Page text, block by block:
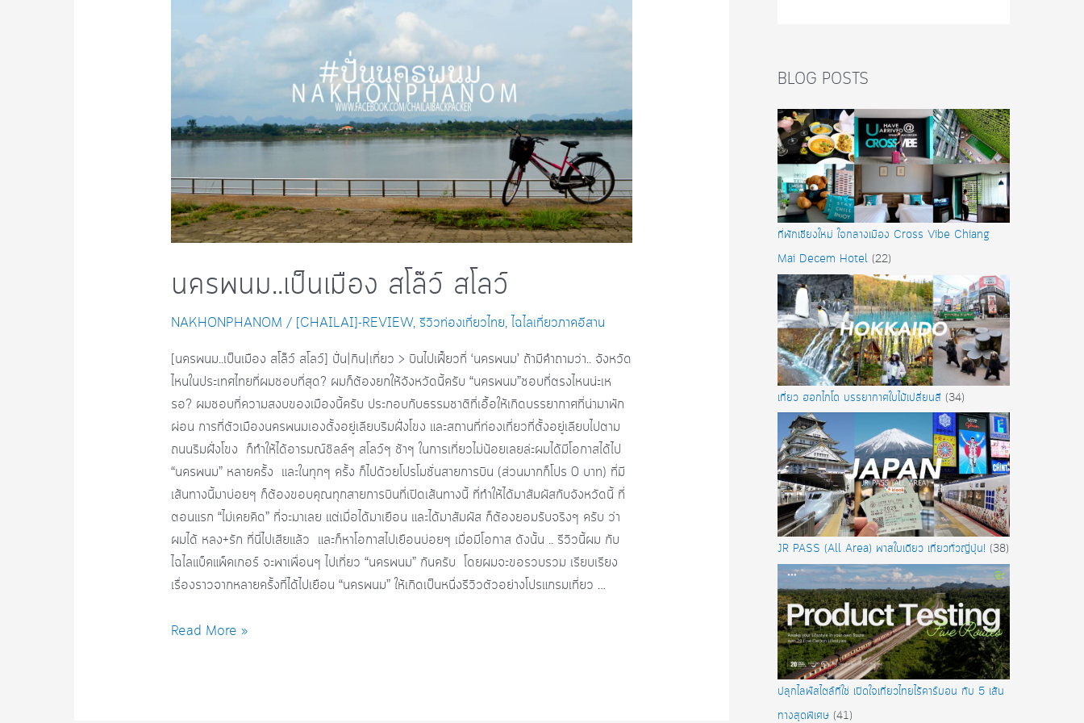
นครพนม..เป็นเมือง สโล๊ว์ สโลว์
NAKHONPHANOM / [CHAILAI]-REVIEW,รีวิวท่องเที่ยวไทย, ไฉไลเที่ยวภาคอีสาน
[นครพนม..เป็นเมือง สโล๊ว์ สโลว์] ปั่น|กิน|เที่ยว > บินไปเฟี๊ยวที่ ‘นครพนม’ ถ้ามีคำถามว่า.. จังหวัด
ไหนในประเทศไทยที่ผมชอบที่สุด? ผมก็ต้องยกให้จังหวัดนี้ครับ “นครพนม”ชอบที่ตรงไหนน่ะเห
รอ? ผมชอบที่ความสงบของเมืองนี้ครับ ประกอบกับธรรมชาติที่เอื้อให้เกิดบรรยากาศที่น่ามาพัก
ผ่อน การที่ตัวเมืองนครพนมเองตั้งอยู่เลียบริมฝั่งโขง และสถานที่ท่องเที่ยวที่ตั้งอยู่เลียบไปตาม
ถนนริมฝั่งโขง ก็ทำให้ได้อารมณ์ชิลล์ๆ สโลว์ๆ ช้าๆ ในการเที่ยวไม่น้อยเลยล่ะผมได้มีโอกาสได้ไป
“นครพนม” หลายครั้ง และในทุกๆ ครั้ง ก็ไปด้วยโปรโมชั่นสายการบิน (ส่วนมากก็โปร 0 บาท) ที่มี
เส้นทางนี้มาบ่อยๆ ก็ต้องขอบคุณทุกสายการบินที่เปิดเส้นทางนี้ ที่ทำให้ได้มาสัมผัสกับจังหวัดนี้ ที่
ตอนแรก “ไม่เคยคิด” ที่จะมาเลย แต่เมื่อได้มาเยือน และได้มาสัมผัส ก็ต้องยอมรับจริงๆ ครับ ว่า
ผมได้ หลง+รัก ที่นี่ไปเสียแล้ว และก็หาโอกาสไปเยือนบ่อยๆ เมื่อมีโอกาส ดังนั้น .. รีวิวนี้ผม กับ
ไฉไลแบ็คแพ็คเกอร์ จะพาเพื่อนๆ ไปเที่ยว “นครพนม” กันครับ โดยผมจะขอรวบรวม เรียบเรียง
เรื่องราวจากหลายครั้งที่ได้ไปเยือน “นครพนม” ให้เกิดเป็นหนึ่งรีวิวตัวอย่างโปรแกรมเที่ยว …
นครพนม..เป็น
Read More »
BLOG POSTS
ที่พักเชียงใหม่ ใจกลางเมือง Cross Vibe Chiang
Mai Decem Hotel (22)
เที่ยว ฮอกไกโด บรรยากาศใบไม้เปลี่ยนสี (34)
JR PASS (All Area) พาสใบเดียว เที่ยวทั่วญี่ปุ่น! (38)
ปลุกไลฟ์สไตล์ที่ใช่ เปิดใจเที่ยวไทยไร้คาร์บอน กับ 5 เส้น
ทางสุดพิเศษ (41)